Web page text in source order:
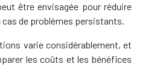
être envisagée pour réduire
cas de problèmes persistants.
varie considérablement, et
les coûts et les bénéfices